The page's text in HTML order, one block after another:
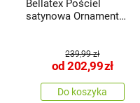
Bellatex Pościel
satynowa Ornament
239,99 zł
od 202,99zł
Do koszyka